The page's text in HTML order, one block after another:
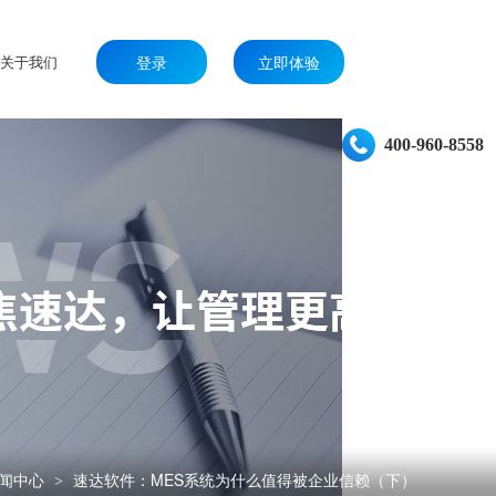
关于我们 登录 立即体验
400-960-8558
中心 > 速达软件：MES系统为什么值得被企业信赖（下）